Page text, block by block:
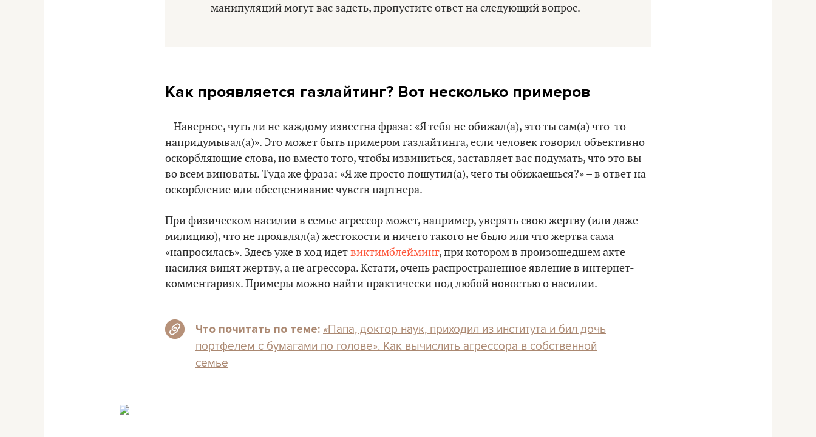
манипуляций могут вас задеть, пропустите ответ на следующий вопрос.
Как проявляется газлайтинг? Вот несколько примеров
– Наверное, чуть ли не каждому известна фраза: «Я тебя не обижал(а), это ты сам(а) что-то
напридумывал(а)». Это может быть примером газлайтинга, если человек говорил объективно
оскорбляющие слова, но вместо того, чтобы извиниться, заставляет вас подумать, что это вы
во всем виноваты. Туда же фраза: «Я же просто пошутил(а), чего ты обижаешься?» – в ответ на
оскорбление или обесценивание чувств партнера.
При физическом насилии в семье агрессор может, например, уверять свою жертву (или даже
милицию), что не проявлял(а) жестокости и ничего такого не было или что жертва сама
«напросилась». Здесь уже в ход идетвиктимблейминг, при котором в произошедшем акте
насилия винят жертву, а не агрессора. Кстати, очень распространенное явление в интернет-
комментариях. Примеры можно найти практически под любой новостью о насилии.
Что почитать по теме: «Папа, доктор наук, приходил из института и бил дочь
портфелем с бумагами по голове». Как вычислить агрессора в собственной
семье